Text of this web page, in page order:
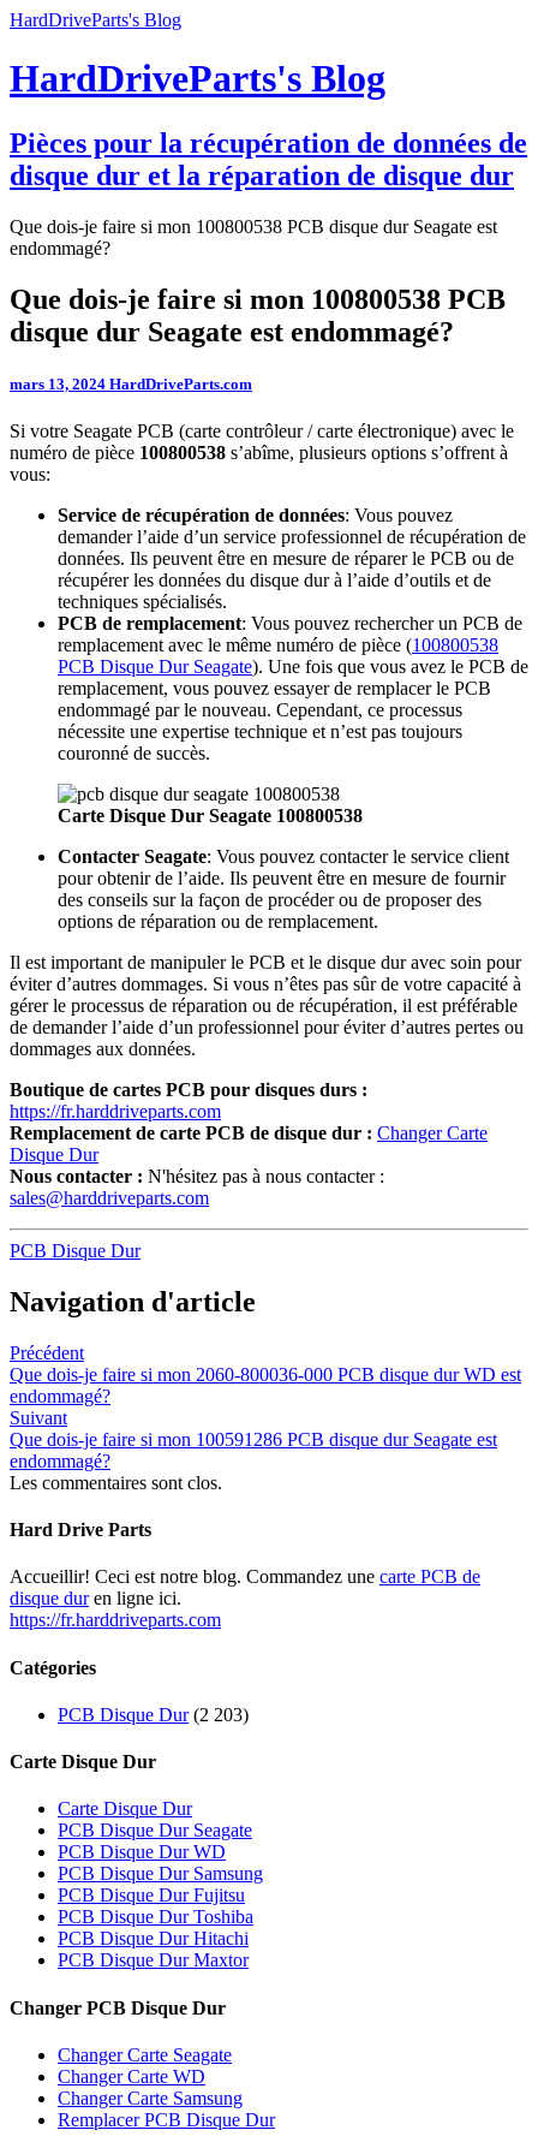
HardDriveParts's Blog
HardDriveParts's Blog
Pièces pour la récupération de données de
disque dur et la réparation de disque dur
Que dois-je faire si mon 100800538 PCB disque dur Seagate est
endommagé?
Que dois-je faire si mon 100800538 PCB
disque dur Seagate est endommagé?
mars 13, 2024 HardDriveParts.com
Si votre Seagate PCB (carte contrôleur / carte électronique) avec le
numéro de pièce 100800538 s’abîme, plusieurs options s’offrent à
vous:
Service de récupération de données: Vous pouvez
demander l’aide d’un service professionnel de récupération de
données. Ils peuvent être en mesure de réparer le PCB ou de
récupérer les données du disque dur à l’aide d’outils et de
techniques spécialisés.
PCB de remplacement: Vous pouvez rechercher un PCB de
remplacement avec le même numéro de pièce (100800538
PCB Disque Dur Seagate). Une fois que vous avez le PCB de
remplacement, vous pouvez essayer de remplacer le PCB
endommagé par le nouveau. Cependant, ce processus
nécessite une expertise technique et n’est pas toujours
couronné de succès.
Carte Disque Dur Seagate 100800538
Contacter Seagate: Vous pouvez contacter le service client
pour obtenir de l’aide. Ils peuvent être en mesure de fournir
des conseils sur la façon de procéder ou de proposer des
options de réparation ou de remplacement.
Il est important de manipuler le PCB et le disque dur avec soin pour
éviter d’autres dommages. Si vous n’êtes pas sûr de votre capacité à
gérer le processus de réparation ou de récupération, il est préférable
de demander l’aide d’un professionnel pour éviter d’autres pertes ou
dommages aux données.
Boutique de cartes PCB pour disques durs :
https://fr.harddriveparts.com
Remplacement de carte PCB de disque dur : Changer Carte
Disque Dur
Nous contacter : N'hésitez pas à nous contacter :
sales@harddriveparts.com
PCB Disque Dur
Navigation d'article
Précédent
Que dois-je faire si mon 2060-800036-000 PCB disque dur WD est
endommagé?
Suivant
Que dois-je faire si mon 100591286 PCB disque dur Seagate est
endommagé?
Les commentaires sont clos.
Hard Drive Parts
Accueillir! Ceci est notre blog. Commandez une carte PCB de
disque duren ligne ici.
https://fr.harddriveparts.com
Catégories
PCB Disque Dur(2 203)
Carte Disque Dur
Carte Disque Dur
PCB Disque Dur Seagate
PCB Disque Dur WD
PCB Disque Dur Samsung
PCB Disque Dur Fujitsu
PCB Disque Dur Toshiba
PCB Disque Dur Hitachi
PCB Disque Dur Maxtor
Changer PCB Disque Dur
Changer Carte Seagate
Changer Carte WD
Changer Carte Samsung
Remplacer PCB Disque Dur